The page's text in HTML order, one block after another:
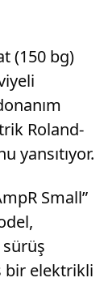
(150 bg)
Roland-
yansıtıyor.
Small”
sürüş
bir elektrikli